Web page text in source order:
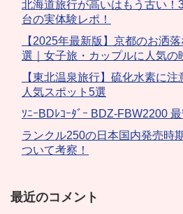
北海道旅行が高いはもう古い！
台の実体験レポ！
【2025年最新版】京都のお洒
選｜女子旅・カップルに人気の
【東北温泉旅行】硫化水素に
人気スポット5選
ｿﾆｰBDﾚｺｰﾀﾞｰ BDZ-FBW2200
ランクル250の日本国内発売時
ついて考察！
最近のコメント